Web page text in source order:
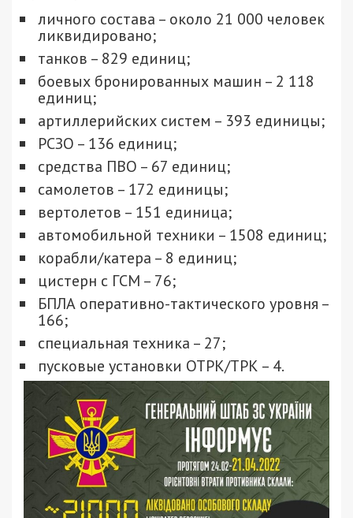
личного состава – около 21 000 человек
ликвидировано;
танков – 829 единиц;
боевых бронированных машин – 2 118
единиц;
артиллерийских систем – 393 единицы;
РСЗО – 136 единиц;
средства ПВО – 67 единиц;
самолетов – 172 единицы;
вертолетов – 151 единица;
автомобильной техники – 1508 единиц;
корабли/катера – 8 единиц;
цистерн с ГСМ – 76;
БПЛА оперативно-тактического уровня –
166;
специальная техника – 27;
пусковые установки ОТРК/ТРК – 4.